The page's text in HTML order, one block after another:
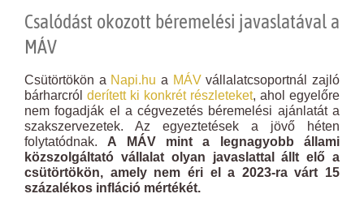
Csalódást okozott béremelési javaslatával a
MÁV
Csütörtökön a Napi.hu a MÁVvállalatcsoportnál zajló
bárharcról derített ki konkrét részleteket, ahol egyelőre
nem fogadják el a cégvezetés béremelési ajánlatát a
szakszervezetek. Az egyeztetések a jövő héten
folytatódnak. A MÁV mint a legnagyobb állami
közszolgáltató vállalat olyan javaslattal állt elő a
csütörtökön, amely nem éri el a 2023-ra várt 15
százalékos infláció mértékét.